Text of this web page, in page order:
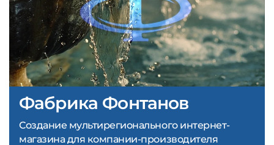
Фабрика Фонтанов
Создание мультирегионального интернет-
магазина для компании-производителя